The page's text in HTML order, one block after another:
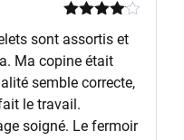
sur 5
sont assortis et
Ma copine était
semble correcte,
le travail.
soigné. Le fermoir